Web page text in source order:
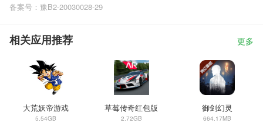
备案号：豫B2-20030028-29
相关应用推荐 更多
大荒妖帝游戏
5.54GB
草莓传奇红包版
2.72GB
御剑幻灵
664.17MB